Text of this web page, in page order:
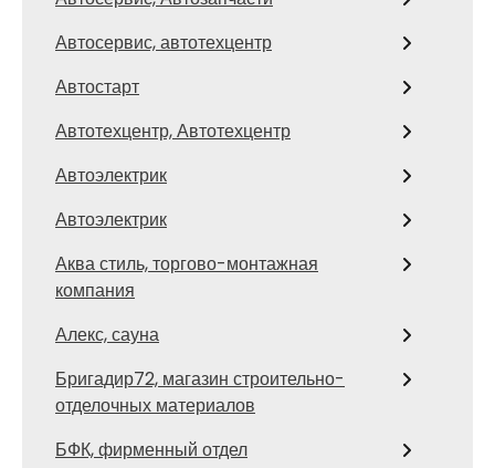
Автосервис, автотехцентр
Автостарт
Автотехцентр, Автотехцентр
Автоэлектрик
Автоэлектрик
Аква стиль, торгово-монтажная
компания
Алекс, сауна
Бригадир72, магазин строительно-
отделочных материалов
БФК, фирменный отдел